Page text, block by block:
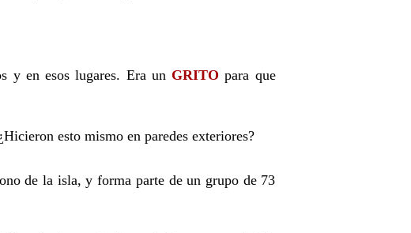
y en esos lugares. Era un GRITO para que
esto mismo en paredes exteriores?
de la isla, y forma parte de un grupo de 73